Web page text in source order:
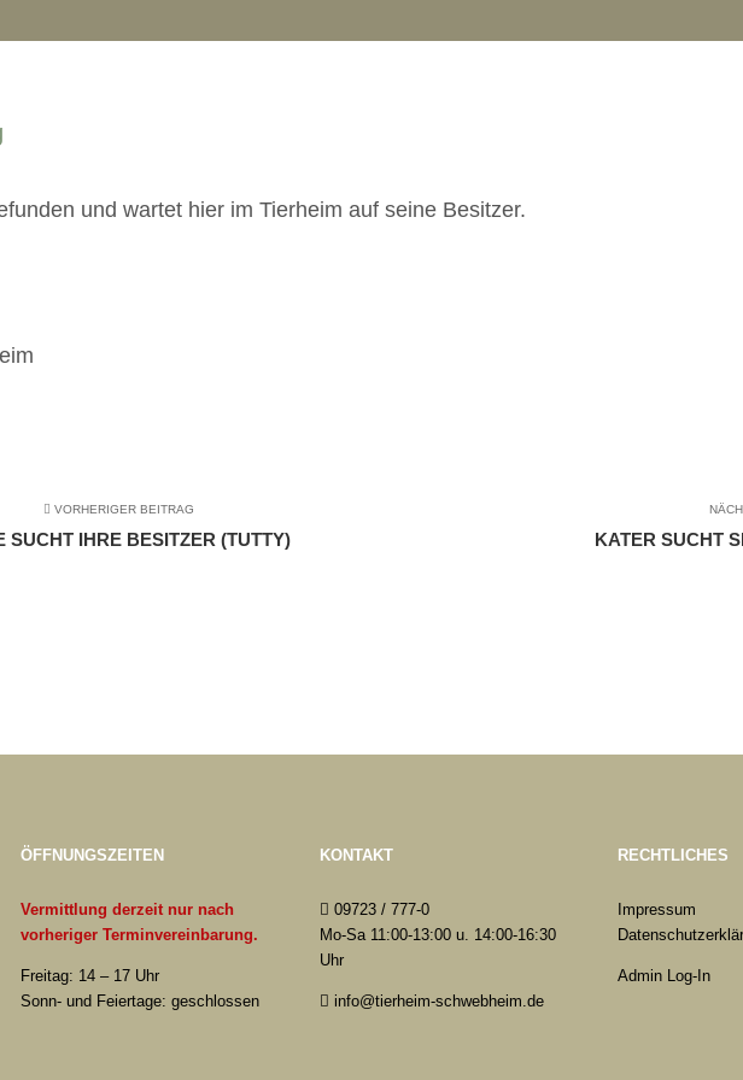
und wartet hier im Tierheim auf seine Besitzer.
VORHERIGER BEITRAG
SUCHT IHRE BESITZER (TUTTY) KATER SUCHT
ÖFFNUNGSZEITEN
Vermittlung derzeit nur nach
vorheriger Terminvereinbarung.
Freitag: 14 – 17 Uhr
Sonn- und Feiertage: geschlossen
KONTAKT
09723 / 777-0
Mo-Sa 11:00-13:00 u. 14:00-16:30
Uhr
info@tierheim-schwebheim.de
RECHTLICHES
Impressum
Admin Log-In